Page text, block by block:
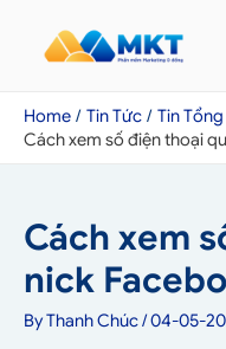
Home Tin Tức
Tin
Cách xem số điện thoại
Cách xem
nick
ByThanh Chúc/04-05-